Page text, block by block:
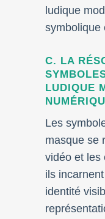
ludique
symbolique
C. LA
LUDIQUE
Les
masque se
vidéo et
ils
identité